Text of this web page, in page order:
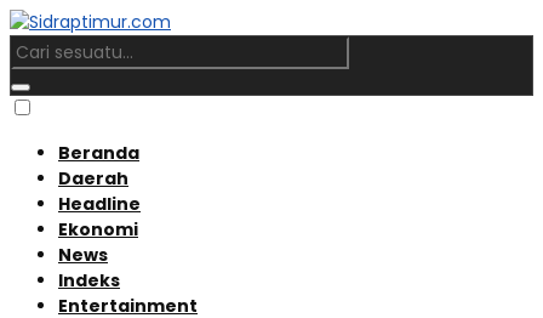
Beranda
Daerah
Headline
Ekonomi
News
Indeks
Entertainment